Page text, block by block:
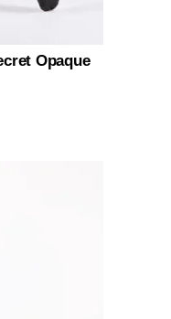
Opaque